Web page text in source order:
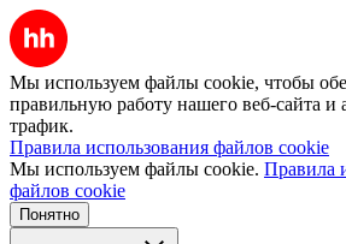
Мы используем файлы cookie, чтобы
правильную работу нашего веб-сайта и
трафик.
Правила использования файлов cookie
Мы используем файлы cookie. Правила
файлов cookie
Понятно